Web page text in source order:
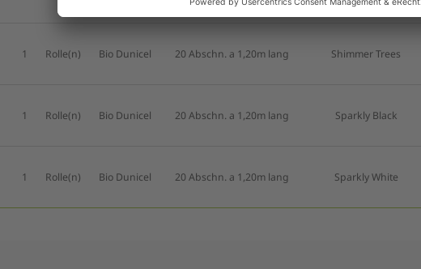
1 Rolle(n) Bio Dunicel 20 Abschn. a 1,20m lang Shimmer Trees
1 Rolle(n) Bio Dunicel 20 Abschn. a 1,20m lang Sparkly Black
1 Rolle(n) Bio Dunicel 20 Abschn. a 1,20m lang Sparkly White